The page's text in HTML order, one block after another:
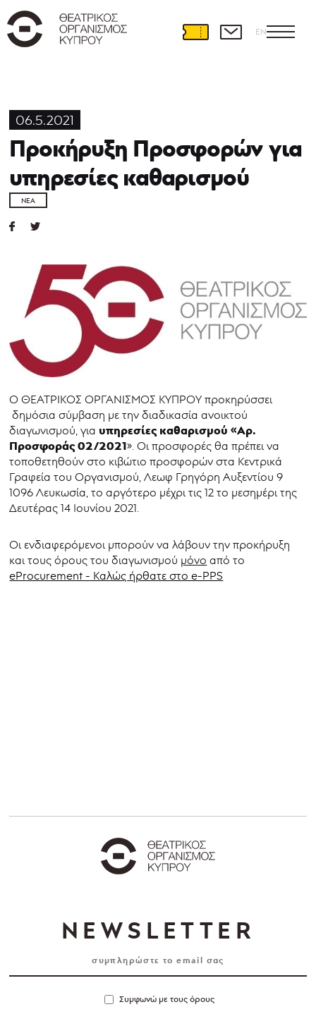
EN
06.5.2021
Προκήρυξη Προσφορών για
υπηρεσίες καθαρισμού
ΝΈΑ
Ο ΘΕΑΤΡΙΚΟΣ ΟΡΓΑΝΙΣΜΟΣ ΚΥΠΡΟΥ προκηρύσσει
δημόσια σύμβαση με την διαδικασία ανοικτού
διαγωνισμού, για υπηρεσίες καθαρισμού «Αρ.
Προσφοράς 02/2021». Οι προσφορές θα πρέπει να
τοποθετηθούν στο κιβώτιο προσφορών στα Κεντρικά
Γραφεία του Οργανισμού, Λεωφ Γρηγόρη Αυξεντίου 9
1096 Λευκωσία, το αργότερο μέχρι τις 12 το μεσημέρι της
Δευτέρας 14 Ιουνίου 2021.
Οι ενδιαφερόμενοι μπορούν να λάβουν την προκήρυξη
και τους όρους του διαγωνισμού μόνο από το
eProcurement - Καλώς ήρθατε στο e-PPS
NEWSLETTER
Συμφωνώ με τους όρους